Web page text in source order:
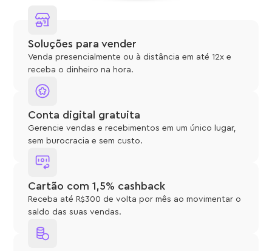
Soluções para vender
Venda presencialmente ou à distância em até 12x e
receba o dinheiro na hora.
Conta digital gratuita
Gerencie vendas e recebimentos em um único lugar,
sem burocracia e sem custo.
Cartão com 1,5% cashback
Receba até R$300 de volta por mês ao movimentar o
saldo das suas vendas.